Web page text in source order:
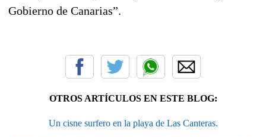
Gobierno de Canarias”.
OTROS ARTÍCULOS EN ESTE BLOG:
Un cisne surfero en la playa de Las Canteras.